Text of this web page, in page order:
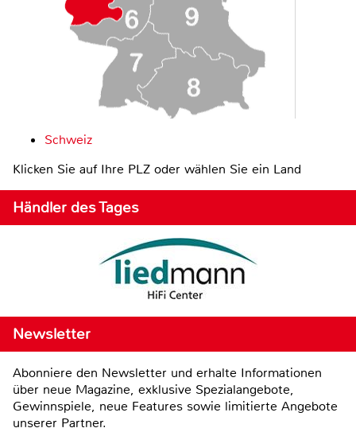
Schweiz
Klicken Sie auf Ihre PLZ oder wählen Sie ein Land
Händler des Tages
Newsletter
Abonniere den Newsletter und erhalte Informationen
über neue Magazine, exklusive Spezialangebote,
Gewinnspiele, neue Features sowie limitierte Angebote
unserer Partner.